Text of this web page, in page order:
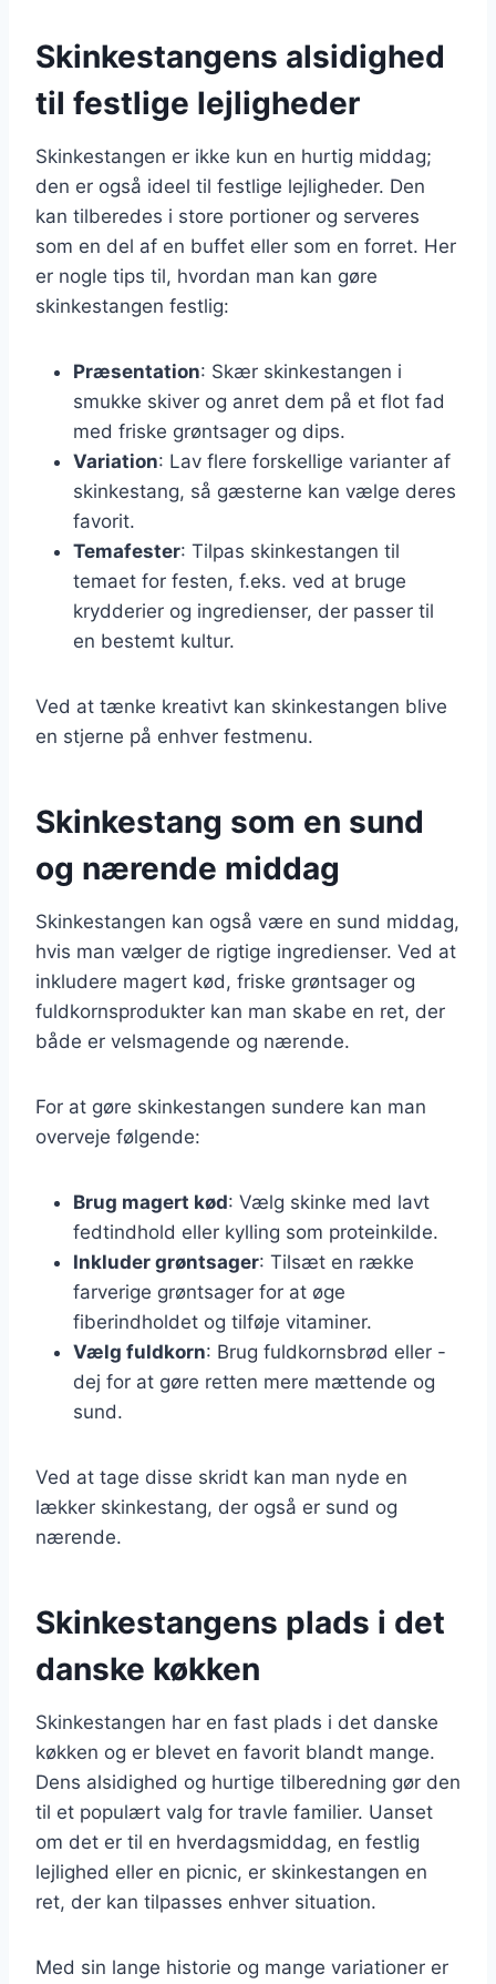
Skinkestangens alsidighed
til festlige lejligheder
Skinkestangen er ikke kun en hurtig middag;
den er også ideel til festlige lejligheder. Den
kan tilberedes i store portioner og serveres
som en del af en buffet eller som en forret. Her
er nogle tips til, hvordan man kan gøre
skinkestangen festlig:
Præsentation: Skær skinkestangen i
smukke skiver og anret dem på et flot fad
med friske grøntsager og dips.
Variation: Lav flere forskellige varianter af
skinkestang, så gæsterne kan vælge deres
favorit.
Temafester: Tilpas skinkestangen til
temaet for festen, f.eks. ved at bruge
krydderier og ingredienser, der passer til
en bestemt kultur.
Ved at tænke kreativt kan skinkestangen blive
en stjerne på enhver festmenu.
Skinkestang som en sund
og nærende middag
Skinkestangen kan også være en sund middag,
hvis man vælger de rigtige ingredienser. Ved at
inkludere magert kød, friske grøntsager og
fuldkornsprodukter kan man skabe en ret, der
både er velsmagende og nærende.
For at gøre skinkestangen sundere kan man
overveje følgende:
Brug magert kød: Vælg skinke med lavt
fedtindhold eller kylling som proteinkilde.
Inkluder grøntsager: Tilsæt en række
farverige grøntsager for at øge
fiberindholdet og tilføje vitaminer.
Vælg fuldkorn: Brug fuldkornsbrød eller -
dej for at gøre retten mere mættende og
sund.
Ved at tage disse skridt kan man nyde en
lækker skinkestang, der også er sund og
nærende.
Skinkestangens plads i det
danske køkken
Skinkestangen har en fast plads i det danske
køkken og er blevet en favorit blandt mange.
Dens alsidighed og hurtige tilberedning gør den
til et populært valg for travle familier. Uanset
om det er til en hverdagsmiddag, en festlig
lejlighed eller en picnic, er skinkestangen en
ret, der kan tilpasses enhver situation.
Med sin lange historie og mange variationer er